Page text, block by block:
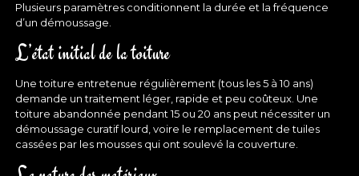
Plusieurs paramètres conditionnent la durée et la fréquence
d’un démoussage.
L’état initial de la toiture
Une toiture entretenue régulièrement (tous les 5 à 10 ans)
demande un traitement léger, rapide et peu coûteux. Une
toiture abandonnée pendant 15 ou 20 ans peut nécessiter un
démoussage curatif lourd, voire le remplacement de tuiles
cassées par les mousses qui ont soulevé la couverture.